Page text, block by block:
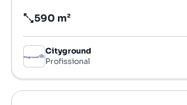
Preço por metro quadrado
590 m²
Cityground
Profissional